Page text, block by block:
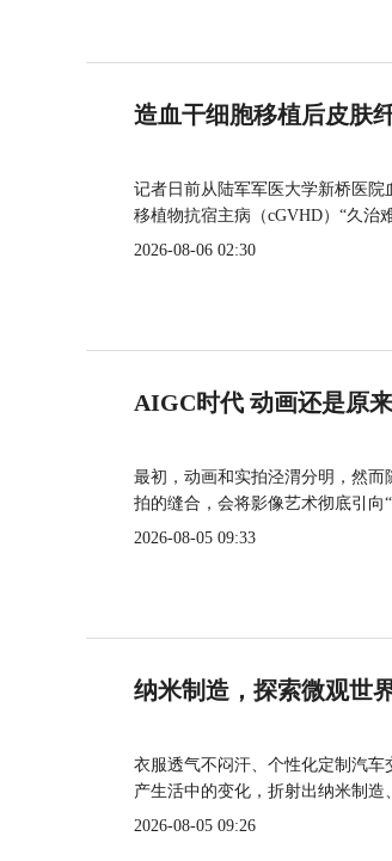
造血干细胞移植后皮肤
记者日前从陆军军医大学新桥医
移植物抗宿主病（cGVHD）“久治
2026-08-06 02:30
AIGC时代 动画还是原
最初，动画和实拍泾渭分明，然
拍的缝合，会将影像艺术彻底引向“
2026-08-05 09:33
纳米制造，探索微观世
衣服透气不闷汗、个性化定制汽
产生活中的变化，折射出纳米制造
2026-08-05 09:26